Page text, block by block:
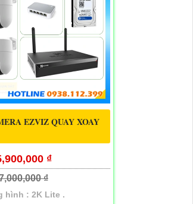
EZVIZ QUAY XOAY
₫
₫
hình : 2K Lite .